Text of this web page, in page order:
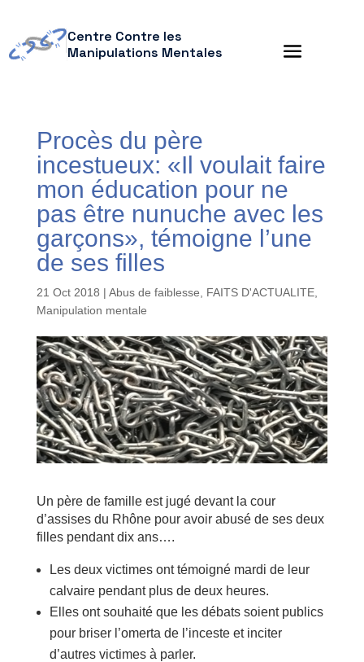
Centre Contre les
Manipulations Mentales
Procès du père
incestueux: «Il voulait faire
mon éducation pour ne
pas être nunuche avec les
garçons», témoigne l’une
de ses filles
21 Oct 2018 | Abus de faiblesse FAITS D'ACTUALITE,
Manipulation mentale
Un père de famille est jugé devant la cour
d’assises du Rhône pour avoir abusé de ses deux
filles pendant dix ans….
Les deux victimes ont témoigné mardi de leur
calvaire pendant plus de deux heures.
Elles ont souhaité que les débats soient publics
pour briser l’omerta de l’inceste et inciter
d’autres victimes à parler.